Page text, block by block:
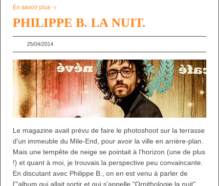
En savoir plus ->
PHILIPPE B. LA NUIT.
25/04/2014
Le magazine avait prévu de faire le photoshoot sur la terrasse
d'un immeuble du Mile-End, pour avoir la ville en arrière-plan.
Mais une tempête de neige se pointait à l'horizon (une de plus
!) et quant à moi, je trouvais la perspective peu convaincante.
En discutant avec Philippe B., on en est venu à parler de
l'"album qui allait sortir et qui s'appelle "Ornithologie la nuit".